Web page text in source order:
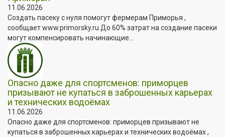
11.06.2026
Создать пасеку с нуля помогут фермерам Приморья ,
сообщает www.primorsky.ru До 60% затрат на создание пасеки
могут компенсировать начинающие...
Опасно даже для спортсменов: приморцев
призывают не купаться в заброшенных карьерах
и технических водоёмах
11.06.2026
Опасно даже для спортсменов: приморцев призывают не
купаться в заброшенных карьерах и технических водоёмах ,